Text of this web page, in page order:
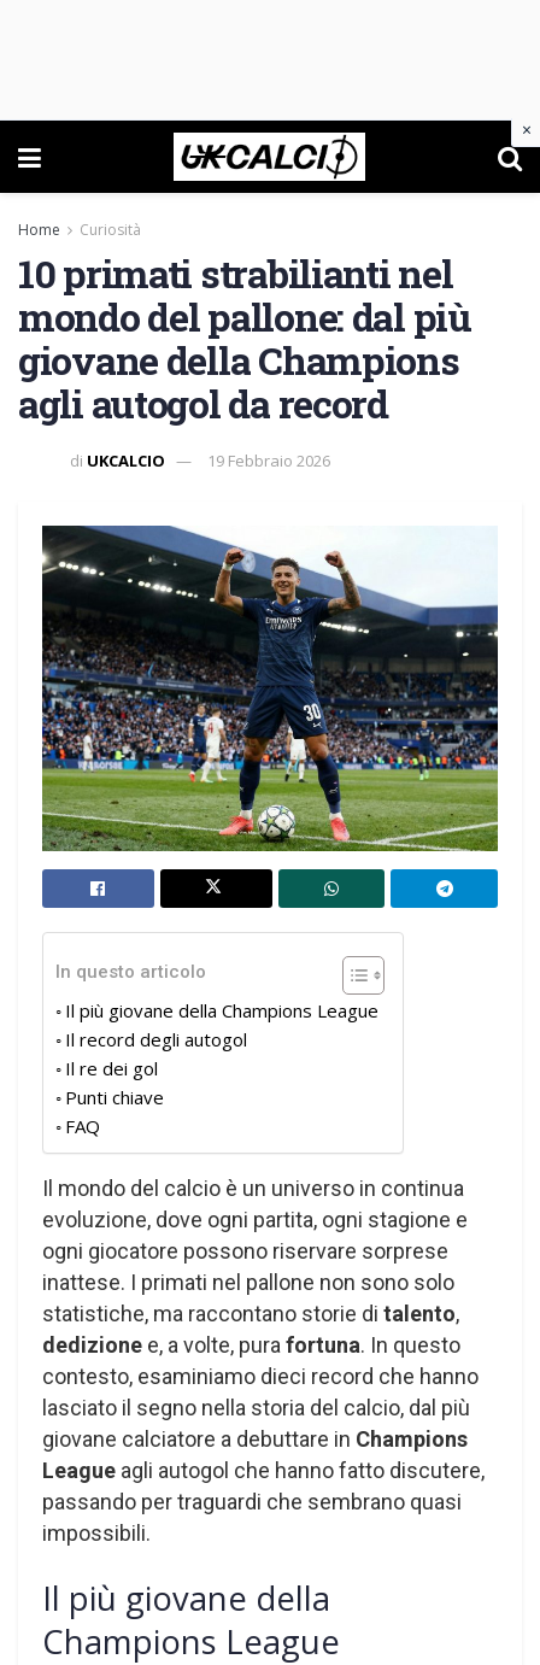
Home Curiosità
10 primati strabilianti nel
mondo del pallone: dal più
giovane della Champions
agli autogol da record
di UKCALCIO 19 Febbraio 2026
In questo articolo
Il più giovane della Champions League
Il record degli autogol
Il re dei gol
Punti chiave
FAQ
Il mondo del calcio è un universo in continua
evoluzione, dove ogni partita, ogni stagione e
ogni giocatore possono riservare sorprese
inattese. I primati nel pallone non sono solo
statistiche, ma raccontano storie di talento,
dedizione e, a volte, pura fortuna. In questo
contesto, esaminiamo dieci record che hanno
lasciato il segno nella storia del calcio, dal più
giovane calciatore a debuttare in Champions
League agli autogol che hanno fatto discutere,
passando per traguardi che sembrano quasi
impossibili.
Il più giovane della
Champions League
×